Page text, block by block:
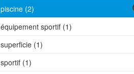
piscine (2)
équipement sportif (1)
superficie (1)
sportif (1)